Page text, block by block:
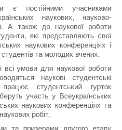
є постійними учасниками
наукових, науково-
А також до наукової роботи
які представляють свої
наукових конференціях і
та молодих вчених.
всі умови для наукової роботи
наукові студентські
працює студентський гурток
участь у Всеукраїнських
наукових конференціях та
робіт.
та призерами другого етапу